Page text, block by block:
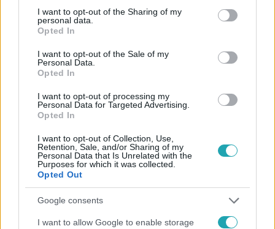
not limited to your visit or usage behaviour. You may click to
grant or deny consent to Google and its third-party tags to
use your data for below specified purposes in below Google
consent section.
I want to opt-out of the Sharing of my
personal data.
Opted In
I want to opt-out of the Sale of my
Personal Data.
Opted In
I want to opt-out of processing my
Personal Data for Targeted Advertising.
Opted In
I want to opt-out of Collection, Use,
Retention, Sale, and/or Sharing of my
Personal Data that Is Unrelated with the
Purposes for which it was collected.
Opted Out
Google consents
I want to allow Google to enable storage
REGGELI RTL # ADÁSRÉSZLETEK
VIDEÓ
KADARKAI ENDRE
POLITIKAI DÍJAK KÖZÖNSÉG
HALLGATLAK
Népszerű